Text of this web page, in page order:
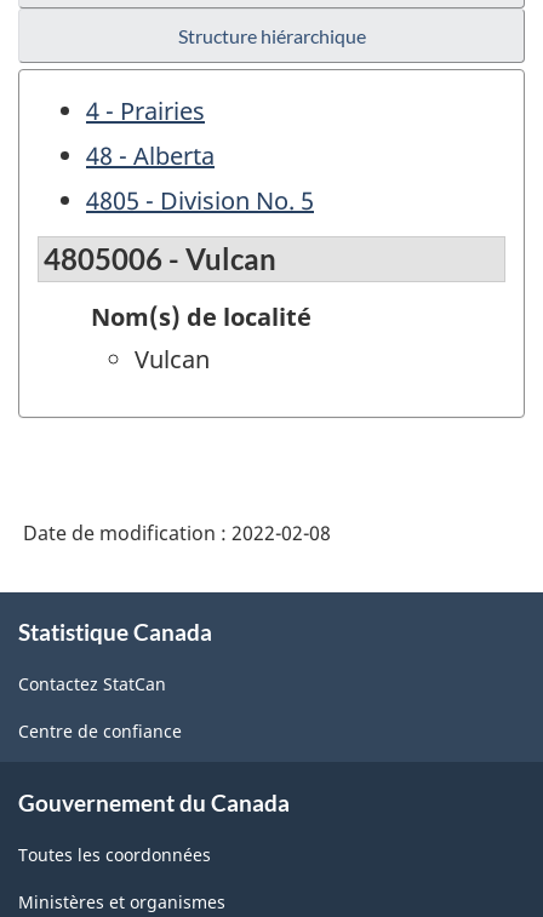
Structure hiérarchique
4 - Prairies
48 - Alberta
4805 - Division No. 5
4805006 - Vulcan
Nom(s) de localité
Vulcan
Date de modification : 2022-02-08
propos
ce
site
Statistique Canada
Contactez StatCan
Centre de confiance
Gouvernement du Canada
Toutes les coordonnées
Ministères et organismes